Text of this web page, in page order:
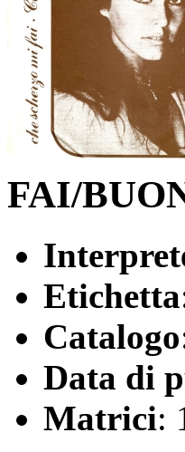
FAI/
Etichetta
Catalogo
Data di
Matrici: